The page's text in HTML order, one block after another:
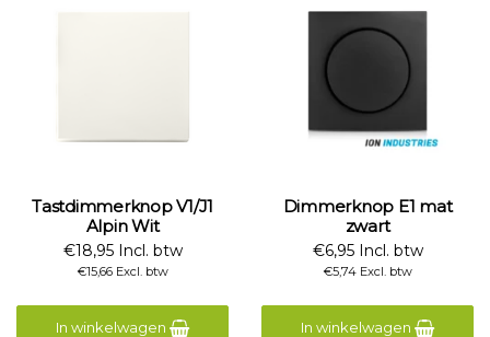
Tastdimmerknop V1/J1
Alpin Wit
€18,95 Incl. btw
€15,66 Excl. btw
In winkelwagen
Dimmerknop E1 mat
zwart
€6,95 Incl. btw
€5,74 Excl. btw
In winkelwagen